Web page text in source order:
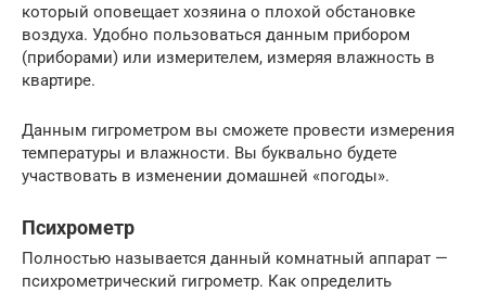
который оповещает хозяина о плохой обстановке
воздуха. Удобно пользоваться данным прибором
(приборами) или измерителем, измеряя влажность в
квартире.
Данным гигрометром вы сможете провести измерения
температуры и влажности. Вы буквально будете
участвовать в изменении домашней «погоды».
Психрометр
Полностью называется данный комнатный аппарат —
психрометрический гигрометр. Как определить